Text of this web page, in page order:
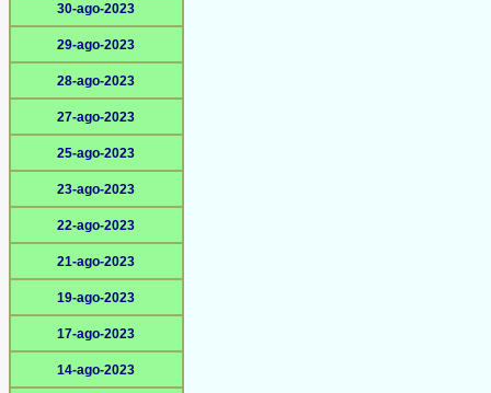
30-ago-2023
29-ago-2023
28-ago-2023
27-ago-2023
25-ago-2023
23-ago-2023
22-ago-2023
21-ago-2023
19-ago-2023
17-ago-2023
14-ago-2023